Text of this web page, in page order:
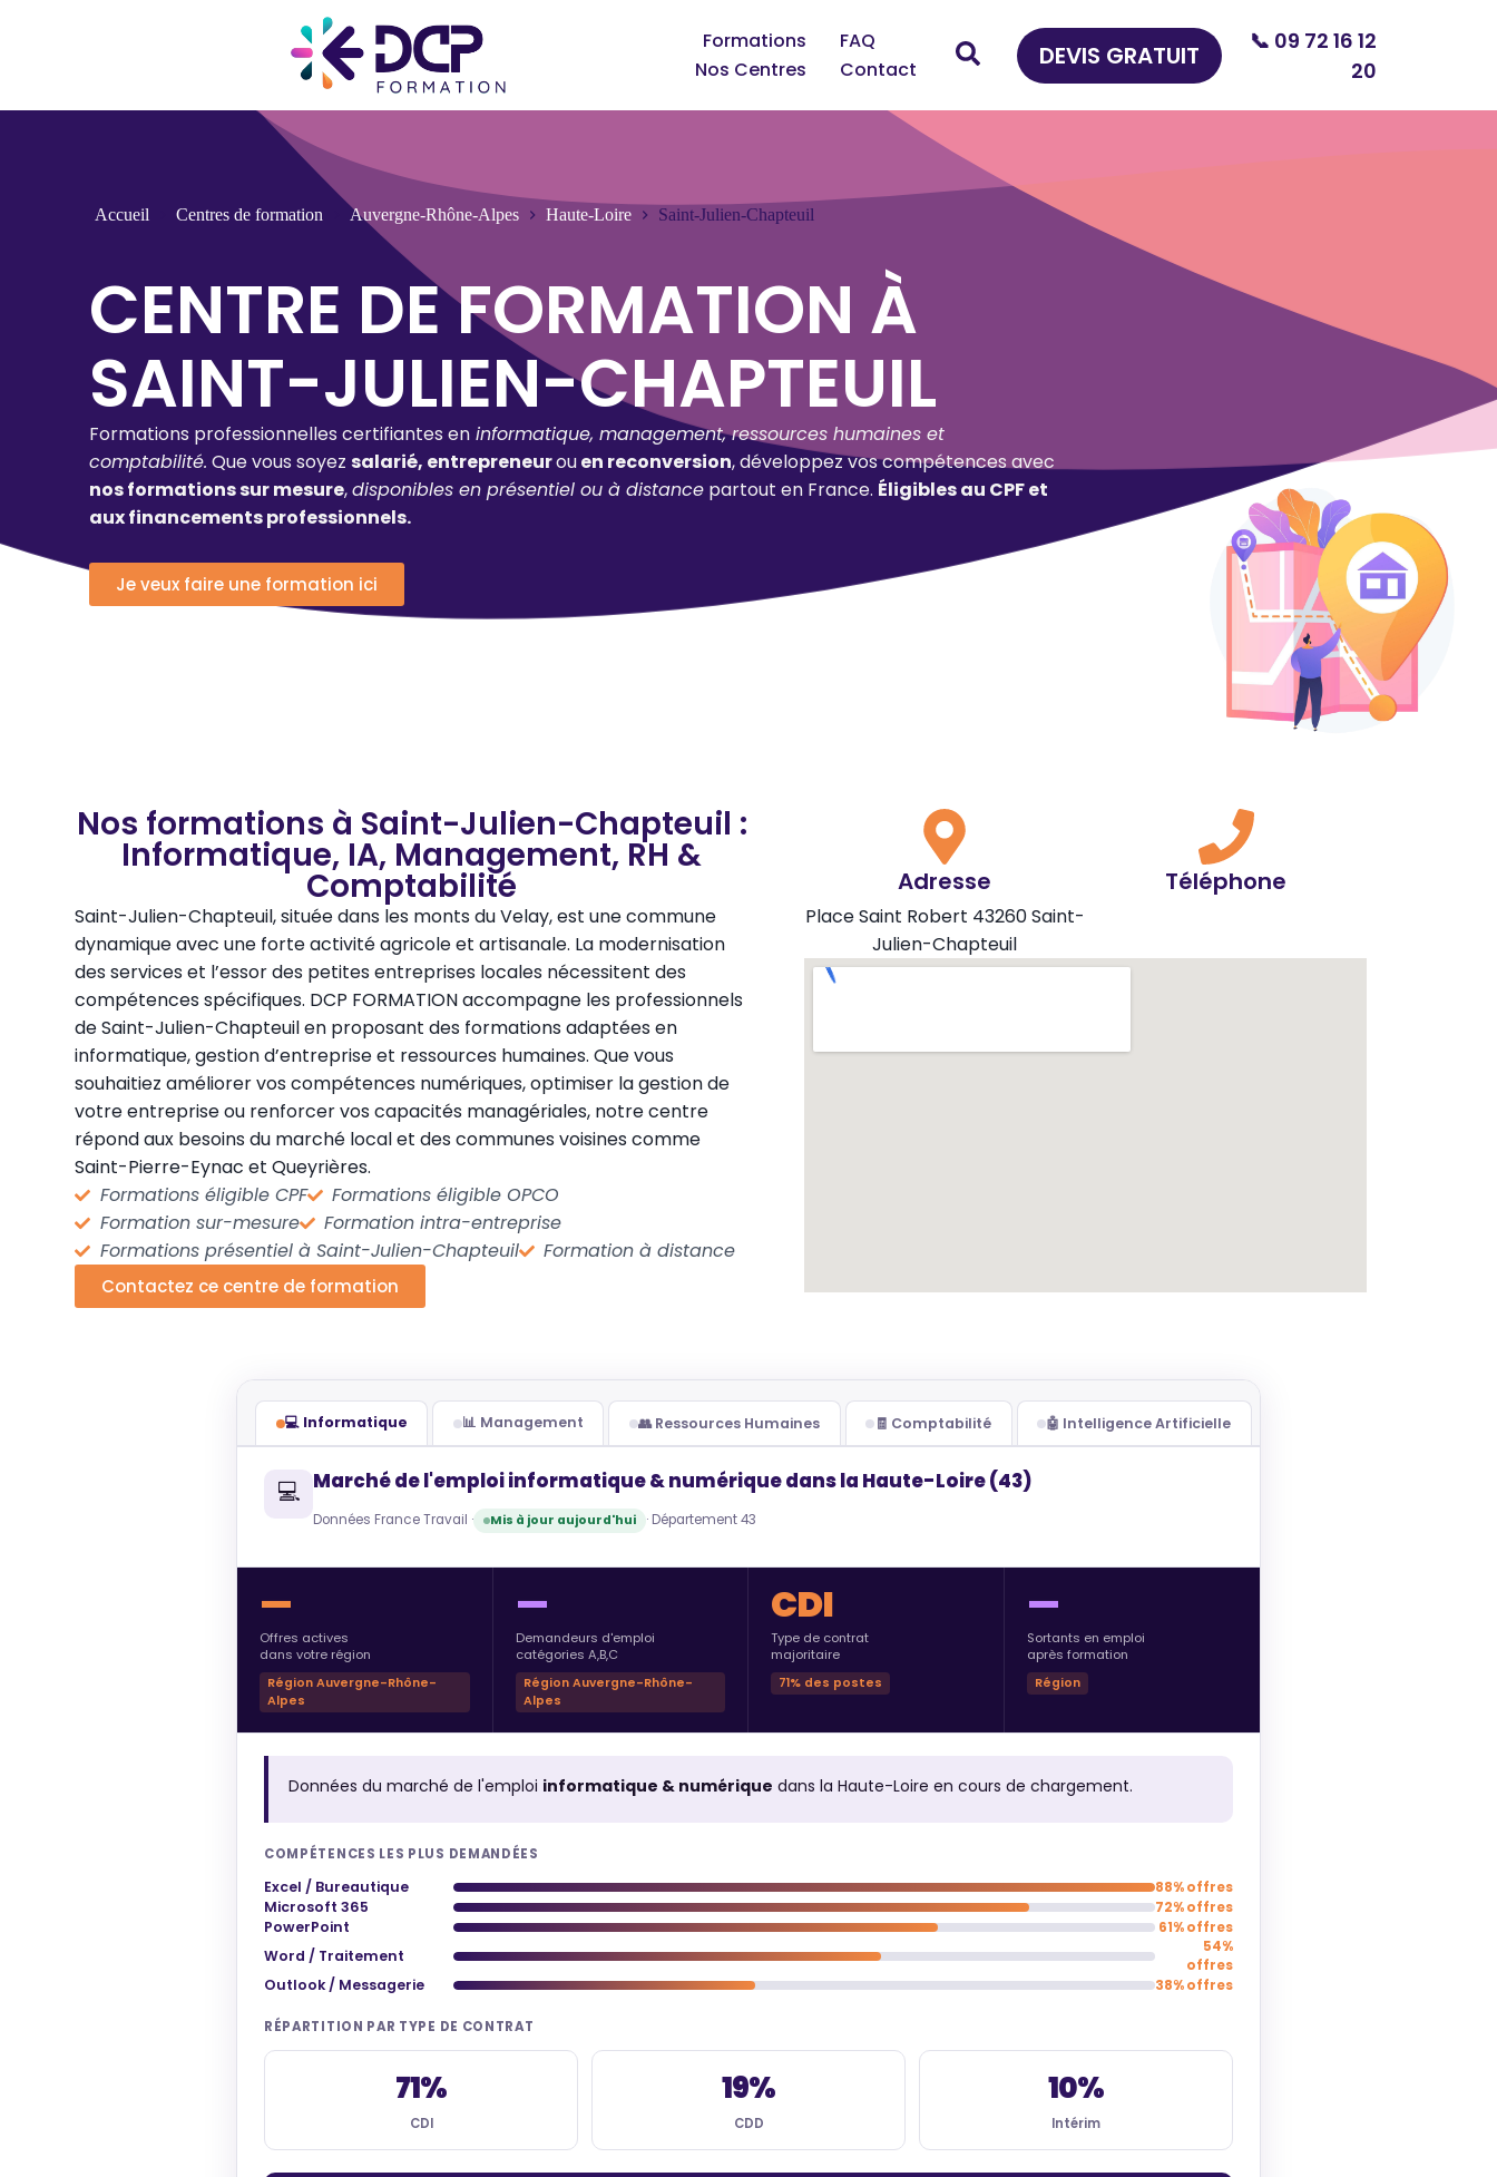
Formations
FAQ
Nos Centres
Contact DEVIS GRATUIT
📞 09 72 16 12
20
Accueil Centres de formation Auvergne-Rhône-Alpes Haute-Loire Saint-Julien-Chapteuil
CENTRE DE FORMATION À
SAINT-JULIEN-CHAPTEUIL
Formations professionnelles certifiantes en informatique, management, ressources humaines et
comptabilité. Que vous soyez salarié, entrepreneurouen reconversion, développez vos compétences avec
nos formations sur mesure,disponibles en présentiel ou à distance partout en France. Éligibles au CPF et
aux financements professionnels.
Je veux faire une formation ici
Nos formations à Saint-Julien-Chapteuil :
Informatique, IA, Management, RH &
Comptabilité
Saint-Julien-Chapteuil, située dans les monts du Velay, est une commune
dynamique avec une forte activité agricole et artisanale. La modernisation
des services et l’essor des petites entreprises locales nécessitent des
compétences spécifiques. DCP FORMATION accompagne les professionnels
de Saint-Julien-Chapteuil en proposant des formations adaptées en
informatique, gestion d’entreprise et ressources humaines. Que vous
souhaitiez améliorer vos compétences numériques, optimiser la gestion de
votre entreprise ou renforcer vos capacités managériales, notre centre
répond aux besoins du marché local et des communes voisines comme
Saint-Pierre-Eynac et Queyrières.
Formations éligible CPF
Formations éligible OPCO
Formation sur-mesure
Formation intra-entreprise
Formations présentiel à Saint-Julien-Chapteuil
Formation à distance
Contactez ce centre de formation
Adresse
Place Saint Robert 43260 Saint-
Julien-Chapteuil
Téléphone
💻 Informatique 📊 Management 👥 Ressources Humaines 🧾 Comptabilité 🤖 Intelligence Artificielle
💻 Marché de l'emploi informatique & numérique dans la Haute-Loire (43)
Données France Travail · Mis à jour aujourd'hui · Département 43
—
Offres actives
dans votre région
Région Auvergne-Rhône-
Alpes
—
Demandeurs d'emploi
catégories A,B,C
Région Auvergne-Rhône-
Alpes
CDI
Type de contrat
majoritaire
71% des postes
—
Sortants en emploi
après formation
Région
Données du marché de l'emploi informatique & numérique dans la Haute-Loire en cours de chargement.
COMPÉTENCES LES PLUS DEMANDÉES
Excel / Bureautique 88% offres
Microsoft 365 72% offres
PowerPoint 61% offres
Word / Traitement
54%
offres
Outlook / Messagerie 38% offres
RÉPARTITION PAR TYPE DE CONTRAT
71%
CDI
19%
CDD
10%
Intérim